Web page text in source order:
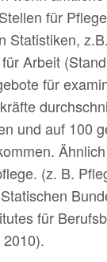
für
Statistiken,
Arbeit
für
und auf 100
(z. B.
für